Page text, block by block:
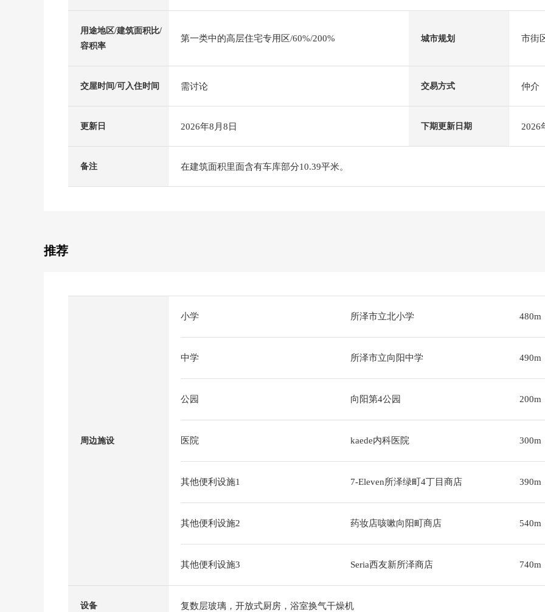
用途地区/建筑面积比/
容积率
第一类中的高层住宅专用区/60%/200% 城市规划 市街
交屋时间/可入住时间 需讨论 交易方式 仲介
更新日 2026年8月8日 下期更新日期 2026
备注 在建筑面积里面含有车库部分10.39平米。
推荐
周边施设
小学 所泽市立北小学 480m
中学 所泽市立向阳中学 490m
公园 向阳第4公园 200m
医院 kaede内科医院 300m
其他便利设施1 7-Eleven所泽绿町4丁目商店 390m
其他便利设施2 药妆店咳嗽向阳町商店 540m
其他便利设施3 Seria西友新所泽商店 740m
设备 复数层玻璃，开放式厨房，浴室换气干燥机